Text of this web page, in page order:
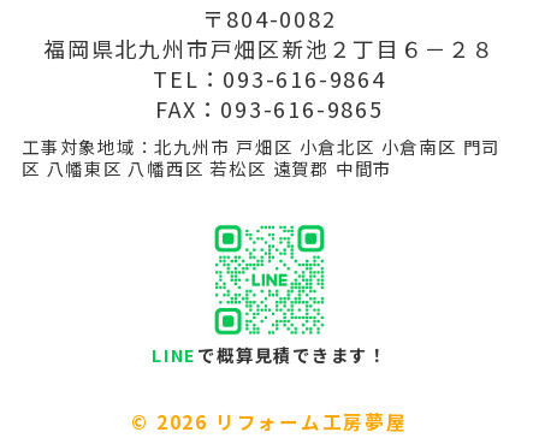
〒804-0082
福岡県北九州市戸畑区新池２丁目６－２８
TEL：093-616-9864
FAX：093-616-9865
工事対象地域：北九州市 戸畑区 小倉北区 小倉南区 門司
区 八幡東区 八幡西区 若松区 遠賀郡 中間市
LINEで概算見積できます！
© 2026 リフォーム工房夢屋